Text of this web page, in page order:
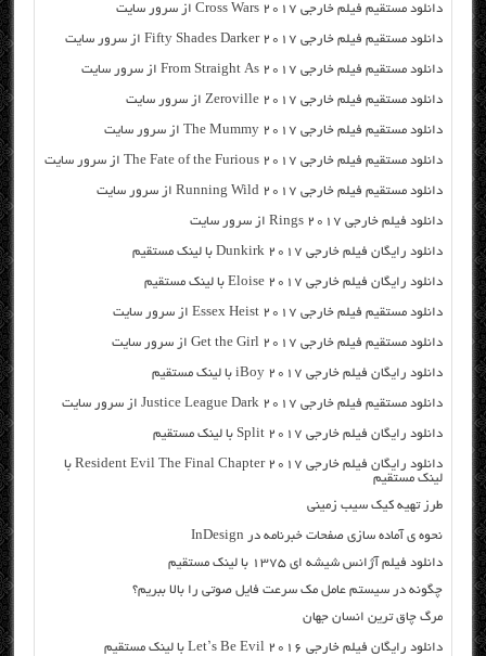
دانلود مستقیم فیلم خارجی Cross Wars 2017 از سرور سایت
دانلود مستقیم فیلم خارجی Fifty Shades Darker 2017 از سرور سایت
دانلود مستقیم فیلم خارجی From Straight As 2017 از سرور سایت
دانلود مستقیم فیلم خارجی Zeroville 2017 از سرور سایت
دانلود مستقیم فیلم خارجی The Mummy 2017 از سرور سایت
دانلود مستقیم فیلم خارجی The Fate of the Furious 2017 از سرور سایت
دانلود مستقیم فیلم خارجی Running Wild 2017 از سرور سایت
دانلود فیلم خارجی Rings 2017 از سرور سایت
دانلود رایگان فیلم خارجی Dunkirk 2017 با لینک مستقیم
دانلود رایگان فیلم خارجی Eloise 2017 با لینک مستقیم
دانلود مستقیم فیلم خارجی Essex Heist 2017 از سرور سایت
دانلود مستقیم فیلم خارجی Get the Girl 2017 از سرور سایت
دانلود رایگان فیلم خارجی iBoy 2017 با لینک مستقیم
دانلود مستقیم فیلم خارجی Justice League Dark 2017 از سرور سایت
دانلود رایگان فیلم خارجی Split 2017 با لینک مستقیم
دانلود رایگان فیلم خارجی Resident Evil The Final Chapter 2017 با
لینک مستقیم
طرز تهیه کیک سیب زمینی
نحوه ی آماده سازی صفحات خبرنامه در InDesign
دانلود فیلم آژانس شیشه ای ۱۳۷۵ با لینک مستقیم
چگونه در سیستم عامل مک سرعت فایل صوتی را بالا ببریم؟
مرگ چاق ترین انسان جهان
دانلود رایگان فیلم خارجی Let’s Be Evil 2016 با لینک مستقیم